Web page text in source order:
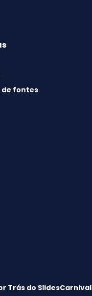
de fontes
Trás do SlidesCarnival